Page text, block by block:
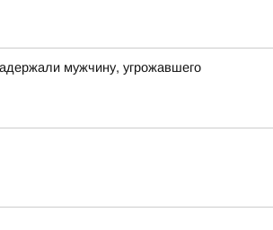
мужчину, угрожавшего